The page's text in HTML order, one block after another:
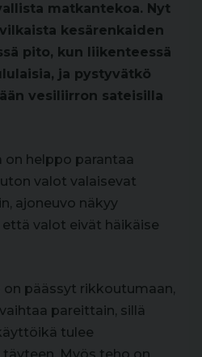
matkantekoa. Nyt
kesärenkaiden
pito, kun liikenteessä
ja pystyvätkö
vesiliirron sateisilla
helppo parantaa
valot valaisevat
ajoneuvo näkyy
valot eivät häikäise
päässyt rikkoutumaan,
pareittain, sillä
tulee